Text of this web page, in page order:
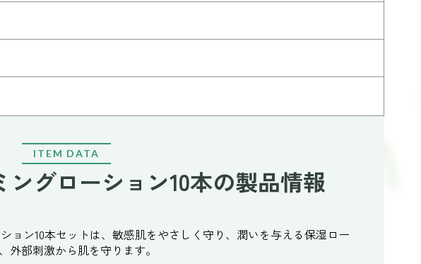
ITEM DATA
グローション10本の製品情報
ョン10本セットは、敏感肌をやさしく守り、潤いを与える保湿ロー
部刺激から肌を守ります。